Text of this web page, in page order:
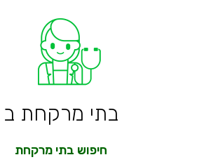
בתי מרקחת ב
חיפוש בתי מרקחת